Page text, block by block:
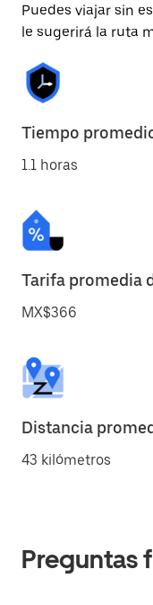
Puedes viajar sin
le sugerirá la ruta
Tiempo
1.1 horas
Tarifa promedia
MX$366
Distancia
43 kilómetros
Preguntas